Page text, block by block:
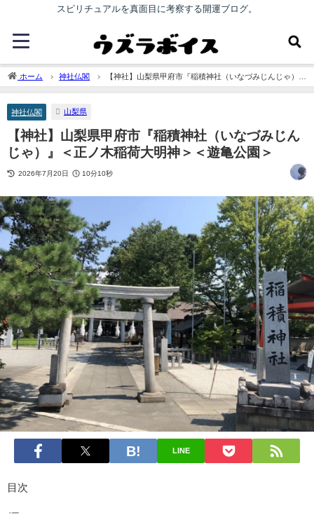
スピリチュアルを真面目に考察する開運ブログ。
ホーム 神社仏閣
【神社】山梨県甲府市『稲積神社（いなづみじんじゃ）』
＜正ノ木稲荷大明神＞＜遊亀公園＞
神社仏閣 山梨県
【神社】山梨県甲府市『稲積神社（いなづみじん
じゃ）』＜正ノ木稲荷大明神＞＜遊亀公園＞
2026年7月20日 10分10秒
LINE
目次